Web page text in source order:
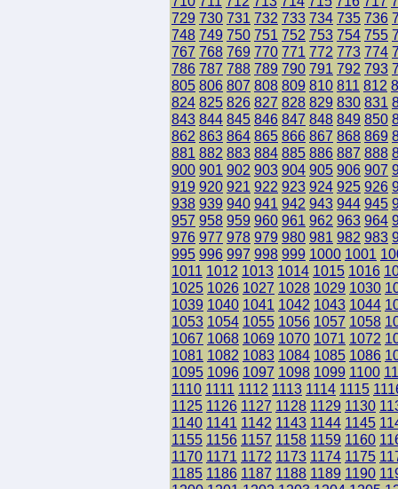
729 730 731 732 733 734 735 736
748 749 750 751 752 753 754 755
767 768 769 770 771 772 773 774
786 787 788 789 790 791 792 793
805 806 807 808 809 810 811 812
824 825 826 827 828 829 830 831
843 844 845 846 847 848 849 850
862 863 864 865 866 867 868 869
881 882 883 884 885 886 887 888
900 901 902 903 904 905 906 907
919 920 921 922 923 924 925 926
938 939 940 941 942 943 944 945
957 958 959 960 961 962 963 964
976 977 978 979 980 981 982 983
995 996 997 998 999 1000 1001
1011 1012 1013 1014 1015 1016
1025 1026 1027 1028 1029 1030
1039 1040 1041 1042 1043 1044
1053 1054 1055 1056 1057 1058
1067 1068 1069 1070 1071 1072
1081 1082 1083 1084 1085 1086
1095 1096 1097 1098 1099 1100
1110 1111 1112 1113 1114 1115
1125 1126 1127 1128 1129 1130
1140 1141 1142 1143 1144 1145
1155 1156 1157 1158 1159 1160
1170 1171 1172 1173 1174 1175
1185 1186 1187 1188 1189 1190